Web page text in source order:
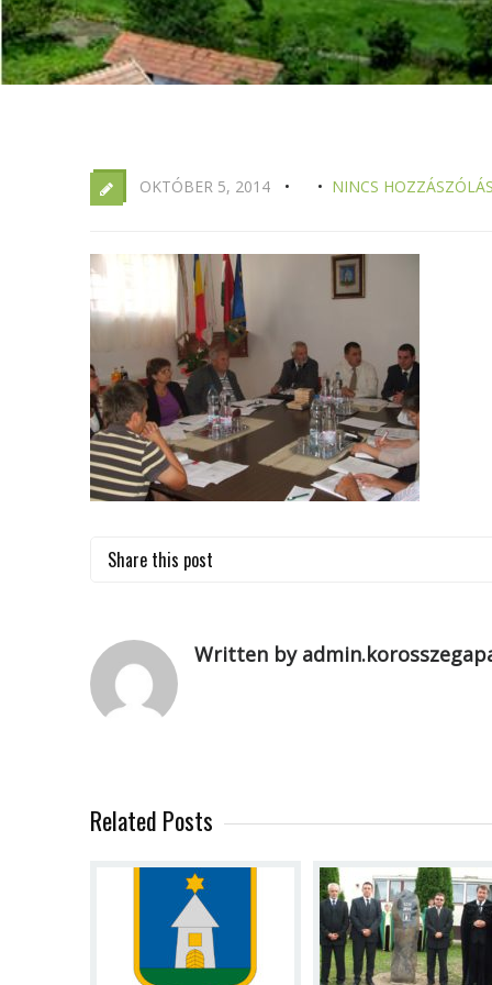
OKTÓBER 5, 2014 NINCS
Share this post
Written by
Related Posts